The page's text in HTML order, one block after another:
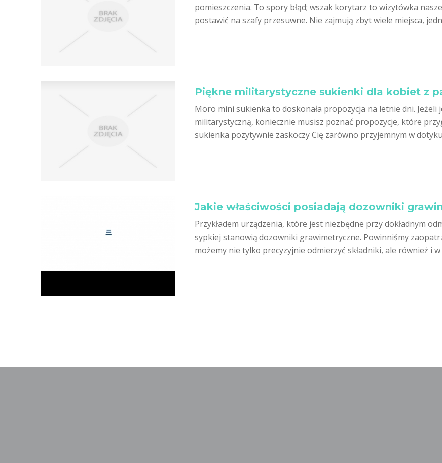
pomieszczenia. To spory błąd; wszak korytarz to wizytówka
postawić na szafy przesuwne. Nie zajmują zbyt wiele miejsca,
Piękne militarystyczne sukienki dla kobiet z
Moro mini sukienka to doskonała propozycja na letnie dni.
militarystyczną, koniecznie musisz poznać propozycje, które
sukienka pozytywnie zaskoczy Cię zarówno przyjemnym w dotyku
Jakie właściwości posiadają dozowniki
Przykładem urządzenia, które jest niezbędne przy dokładnym
sypkiej stanowią dozowniki grawimetryczne. Powinniśmy
możemy nie tylko precyzyjnie odmierzyć składniki, ale również i